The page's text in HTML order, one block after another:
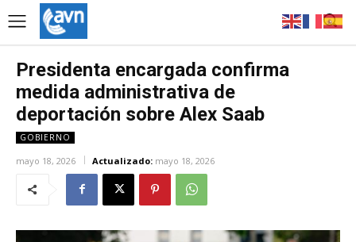
Presidenta encargada confirma
medida administrativa de
deportación sobre Alex Saab
GOBIERNO
mayo 18, 2026 Actualizado: mayo 18, 2026